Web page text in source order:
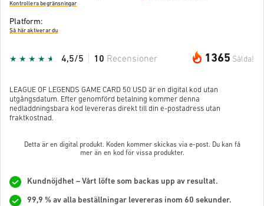
Kontrollera begränsningar
Platform:
Så här aktiverar du
1365 Sålda!
4,5/5 10 Recensioner
LEAGUE OF LEGENDS GAME CARD 50 USD är en digital kod utan
utgångsdatum. Efter genomförd betalning kommer denna
nedladdningsbara kod levereras direkt till din e-postadress utan
fraktkostnad.
Detta är en digital produkt. Koden kommer skickas via e-post. Du kan få
mer än en kod för vissa produkter.
Kundnöjdhet – Vårt löfte som backas upp av resultat.
99,9 % av alla beställningar levereras inom 60 sekunder.